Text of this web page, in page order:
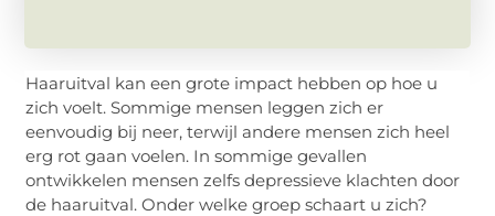
Haaruitval kan een grote impact hebben op hoe u
zich voelt. Sommige mensen leggen zich er
eenvoudig bij neer, terwijl andere mensen zich heel
erg rot gaan voelen. In sommige gevallen
ontwikkelen mensen zelfs depressieve klachten door
de haaruitval. Onder welke groep schaart u zich?